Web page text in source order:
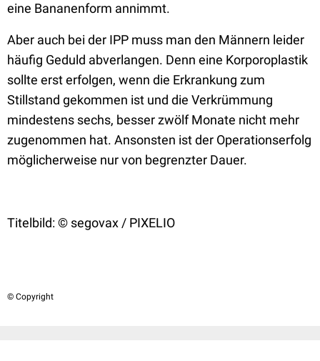
eine Bananenform annimmt.
Aber auch bei der IPP muss man den Männern leider
häufig Geduld abverlangen. Denn eine Korporoplastik
sollte erst erfolgen, wenn die Erkrankung zum
Stillstand gekommen ist und die Verkrümmung
mindestens sechs, besser zwölf Monate nicht mehr
zugenommen hat. Ansonsten ist der Operationserfolg
möglicherweise nur von begrenzter Dauer.
Titelbild: © segovax / PIXELIO
© Copyright